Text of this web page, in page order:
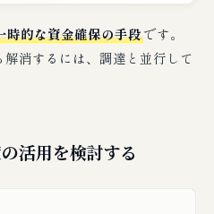
時的な資金確保の手段です。
消するには、調達と並行して
活用を検討する